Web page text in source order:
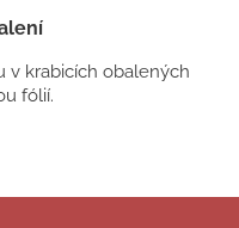
v krabicích obalených
fólií.